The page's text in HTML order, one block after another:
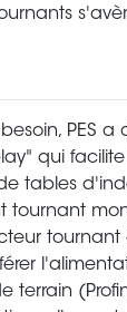
PES
qui
tables
tournant
tournant
terrain